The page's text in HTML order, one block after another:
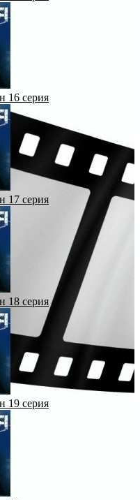
16 серия
17 серия
18 серия
19 серия